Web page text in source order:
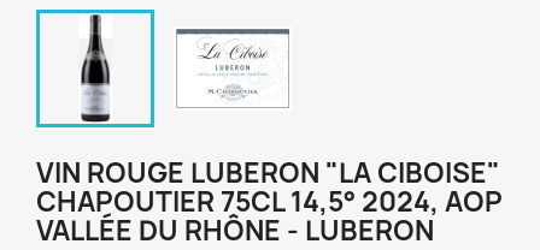
VIN ROUGE LUBERON "LA CIBOISE"
CHAPOUTIER 75CL 14,5° 2024, AOP
VALLÉE DU RHÔNE - LUBERON